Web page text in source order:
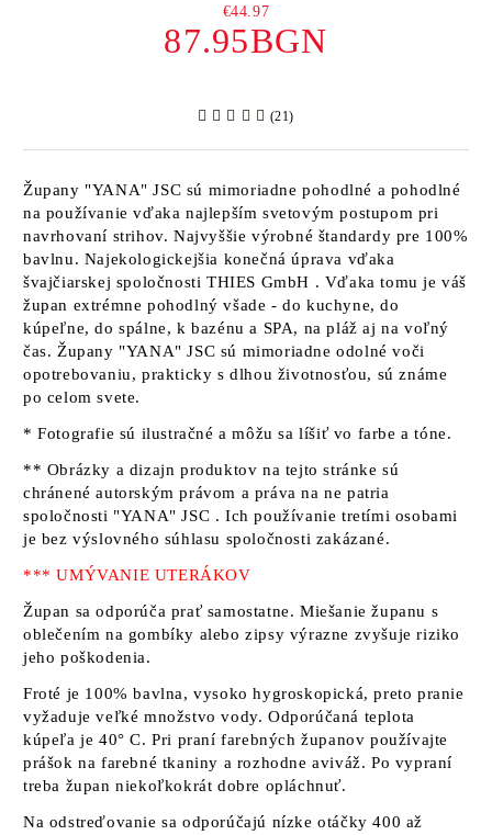
€44.97
87.95BGN
(21)
Župany "YANA" JSC sú mimoriadne pohodlné a pohodlné
na používanie vďaka najlepším svetovým postupom pri
navrhovaní strihov. Najvyššie výrobné štandardy pre 100%
bavlnu. Najekologickejšia konečná úprava vďaka
švajčiarskej spoločnostiTHIES GmbH . Vďaka tomu je váš
župan extrémne pohodlný všade - do kuchyne, do
kúpeľne, do spálne, k bazénu a SPA, na pláž aj na voľný
čas. Župany "YANA" JSC sú mimoriadne odolné voči
opotrebovaniu, prakticky s dlhou životnosťou, sú známe
po celom svete.
* Fotografie sú ilustračné a môžu sa líšiť vo farbe a tóne.
** Obrázky a dizajn produktov na tejto stránke sú
chránené autorským právom a práva na ne patria
spoločnosti "YANA" JSC . Ich používanie tretími osobami
je bez výslovného súhlasu spoločnosti zakázané.
*** UMÝVANIE UTERÁKOV
Župan sa odporúča prať samostatne. Miešanie županu s
oblečením na gombíky alebo zipsy výrazne zvyšuje riziko
jeho poškodenia.
Froté je 100% bavlna, vysoko hygroskopická, preto pranie
vyžaduje veľké množstvo vody. Odporúčaná teplota
kúpeľa je 40° C. Pri praní farebných županov používajte
prášok na farebné tkaniny a rozhodne aviváž. Po vypraní
treba župan niekoľkokrát dobre opláchnuť.
Na odstreďovanie sa odporúčajú nízke otáčky 400 až